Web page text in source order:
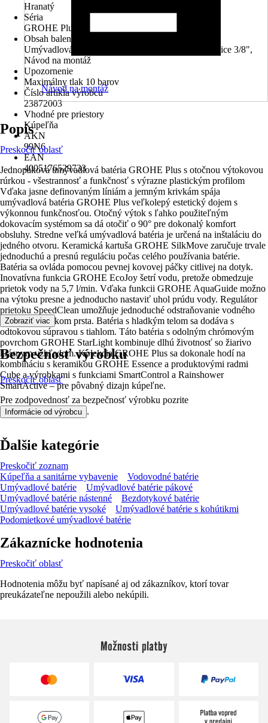
Hranatý
Séria
GROHE Plus
Obsah balenia
Umývadlová armatúra, 2 flexibilné pripojovacie hadice 3/8",
Návod na montáž
Upozornenie
Maximálny tlak 10 barov
Číslo artikla výrobcu
23872003
Vhodné pre priestory
Kúpeľňa
AKN
99N6
EAN
4005176529733
Návod na montáž
Popis
Preskočiť oblasť
Jednopáková umývadlová batéria GROHE Plus s otočnou výtokovou
rúrkou - všestrannosť a funkčnosť s výrazne plastickým profilom
Vďaka jasne definovaným líniám a jemným krivkám spája
umývadlová batéria GROHE Plus veľkolepý estetický dojem s
výkonnou funkčnosťou. Otočný výtok s ľahko použiteľným
dokovacím systémom sa dá otočiť o 90° pre dokonalý komfort
obsluhy. Stredne veľká umývadlová batéria je určená na inštaláciu do
jedného otvoru. Keramická kartuša GROHE SilkMove zaručuje trvale
jednoduchú a presnú reguláciu počas celého používania batérie.
Batéria sa ovláda pomocou pevnej kovovej páčky citlivej na dotyk.
Inovatívna funkcia GROHE EcoJoy šetrí vodu, pretože obmedzuje
prietok vody na 5,7 l/min. Vďaka funkcii GROHE AquaGuide možno
na výtoku presne a jednoducho nastaviť uhol prúdu vody. Regulátor
prietoku SpeedClean umožňuje jednoduché odstraňovanie vodného
kameňa končekom prsta. Batéria s hladkým telom sa dodáva s
odtokovou súpravou s tiahlom. Táto batéria s odolným chrómovým
povrchom GROHE StarLight kombinuje dlhú životnosť so žiarivo
krásnym vzhľadom. Kolekcia GROHE Plus sa dokonale hodí na
kombináciu s keramikou GROHE Essence a produktovými radmi
Cube a výrobkami s funkciami SmartControl a Rainshower
SmartActive – pre pôvabný dizajn kúpeľne.
Zobraziť viac
Bezpečnosť výrobku
Preskočiť oblasť
Pre zodpovednosť za bezpečnosť výrobku pozrite
Informácie od výrobcu .
Ďalšie kategórie
Preskočiť zoznam
Kúpeľňa a sanitárne vybavenie
Vodovodné batérie
Umývadlové batérie
Umývadlové batérie pákové
Umývadlové batérie nástenné
Bezdotykové batérie
Umývadlové batérie vysoké
Umývadlové batérie s kohútikmi
Podomietkové umývadlové batérie
Zákaznícke hodnotenia
Preskočiť oblasť
Hodnotenia môžu byť napísané aj od zákazníkov, ktorí tovar
preukázateľne nepoužili alebo nekúpili.
Možnosti platby